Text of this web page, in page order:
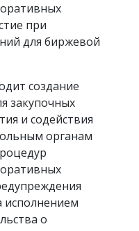
при
для биржевой
создание
закупочных
и содействия
органам
исполнением
о